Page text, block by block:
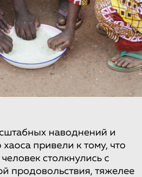
наводнений и
привели к тому, что
столкнулись с
продовольствия, тяжелее